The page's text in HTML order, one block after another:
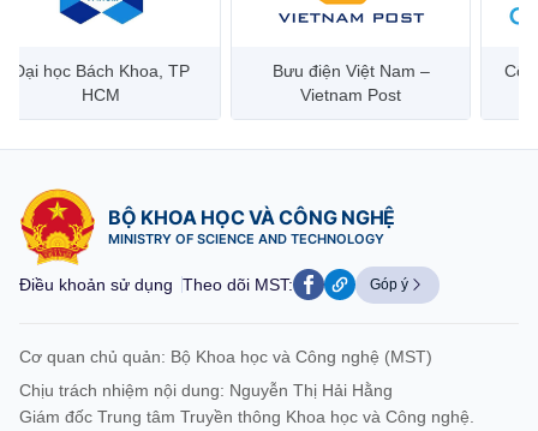
Đại học Bách Khoa, TP
HCM
Bưu điện Việt Nam –
Vietnam Post
BỘ KHOA HỌC VÀ CÔNG NGHỆ
MINISTRY OF SCIENCE AND TECHNOLOGY
Điều khoản sử dụng Theo dõi MST: Góp ý
Cơ quan chủ quản: Bộ Khoa học và Công nghệ (MST)
Chịu trách nhiệm nội dung: Nguyễn Thị Hải Hằng
Giám đốc Trung tâm Truyền thông Khoa học và Công nghệ.